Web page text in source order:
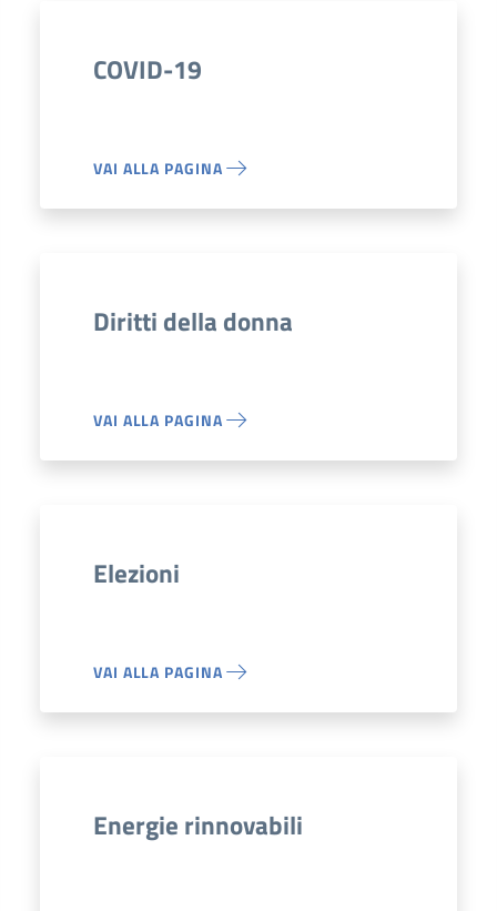
COVID-19
VAI ALLA PAGINA
Diritti della donna
VAI ALLA PAGINA
Elezioni
VAI ALLA PAGINA
Energie rinnovabili